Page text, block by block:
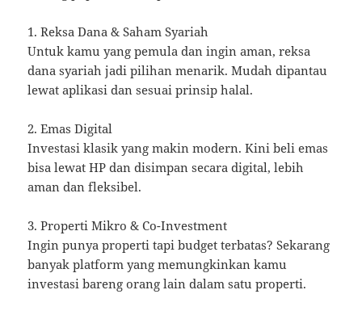
1. Reksa Dana & Saham Syariah
Untuk kamu yang pemula dan ingin aman, reksa
dana syariah jadi pilihan menarik. Mudah dipantau
lewat aplikasi dan sesuai prinsip halal.
2. Emas Digital
Investasi klasik yang makin modern. Kini beli emas
bisa lewat HP dan disimpan secara digital, lebih
aman dan fleksibel.
3. Properti Mikro & Co-Investment
Ingin punya properti tapi budget terbatas? Sekarang
banyak platform yang memungkinkan kamu
investasi bareng orang lain dalam satu properti.